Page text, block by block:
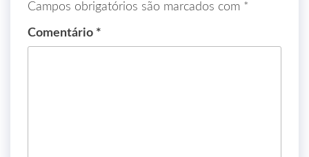
Campos obrigatórios são marcados com *
Comentário *